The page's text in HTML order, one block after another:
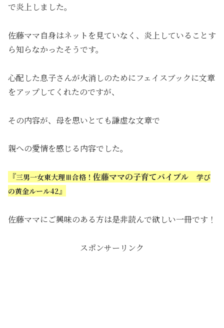
で炎上しました。
佐藤ママ自身はネットを見ていなく、炎上していることす
ら知らなかったそうです。
心配した息子さんが火消しのためにフェイスブックに文章
をアップしてくれたのですが、
その内容が、母を思いとても謙虚な文章で
親への愛情を感じる内容でした。
『三男一女東大理Ⅲ合格！ 佐藤ママの子育てバイブル 学び
の黄金ルール42』
佐藤ママにご興味のある方は是非読んで欲しい一冊です！
スポンサーリンク